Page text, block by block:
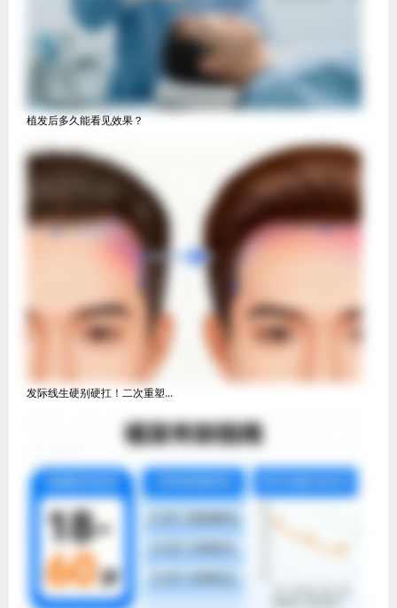
植发后多久能看见效果？
发际线生硬别硬扛！二次重塑...